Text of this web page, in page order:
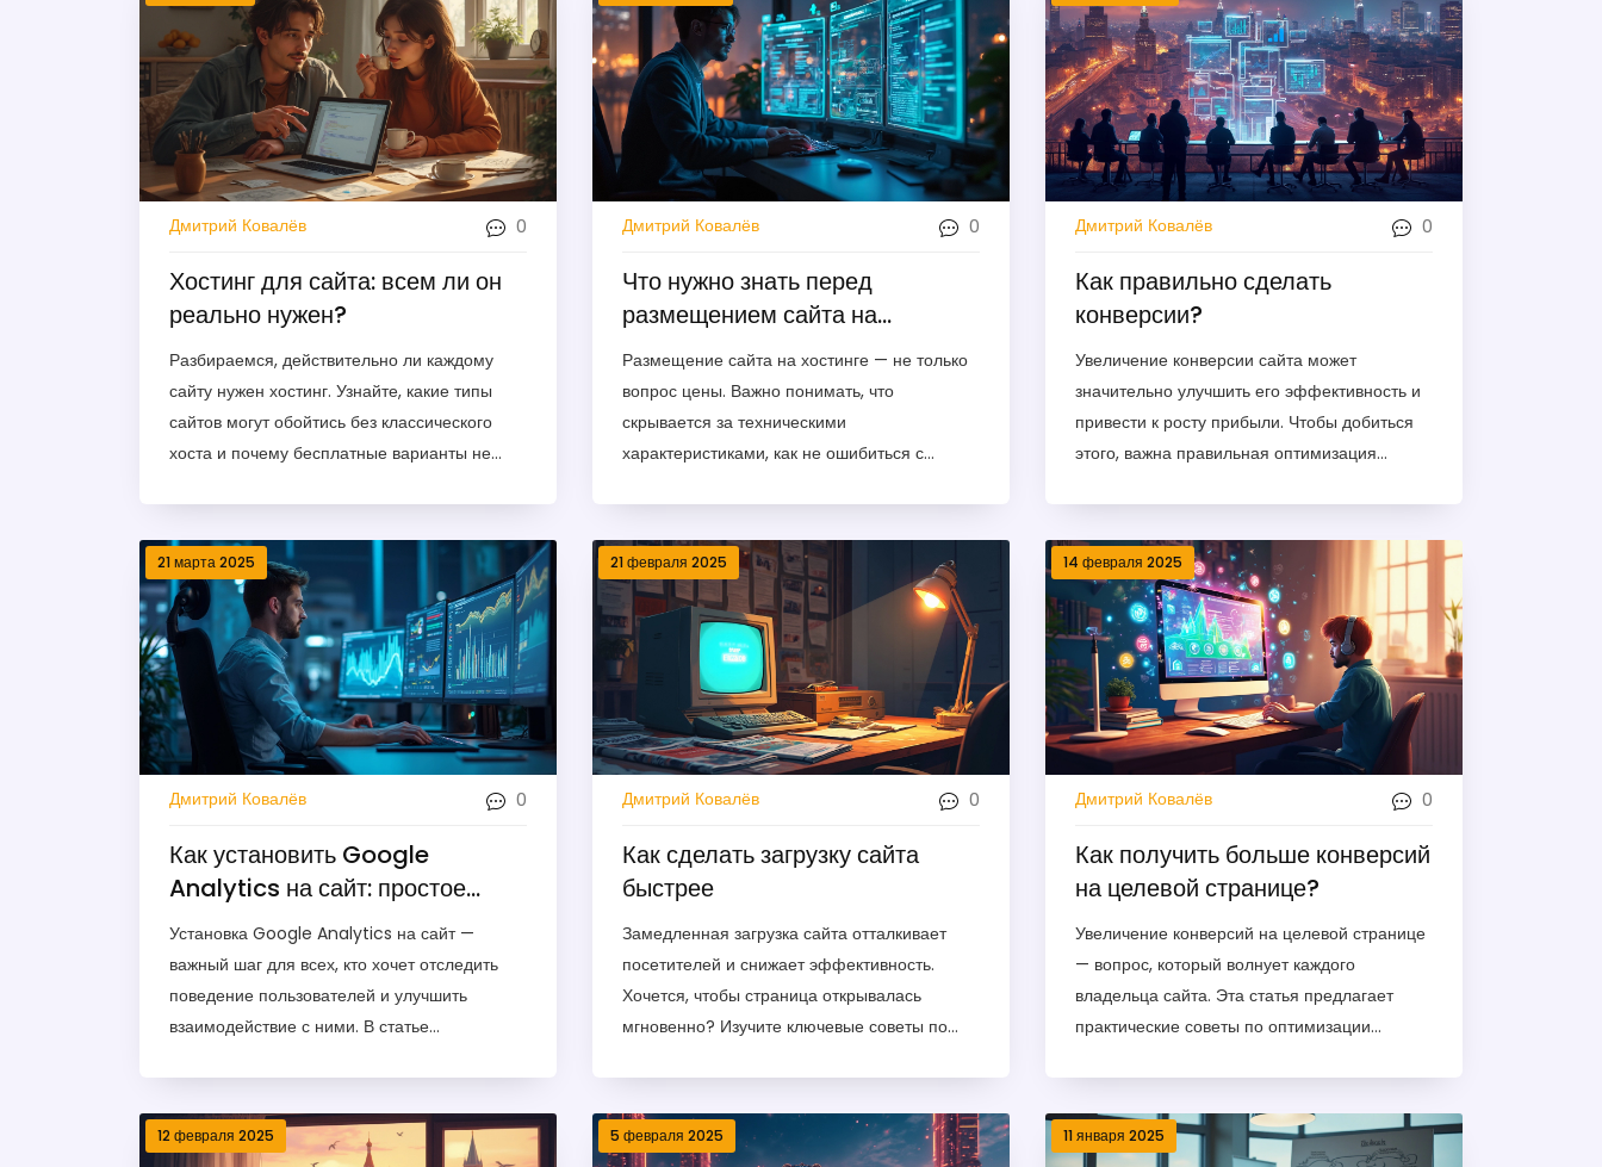
Дмитрий Ковалёв 0
Хостинг для сайта: всем ли он
реально нужен?
Разбираемся, действительно ли каждому
сайту нужен хостинг. Узнайте, какие типы
сайтов могут обойтись без классического
хоста и почему бесплатные варианты не
отличаются бесплатные и платные сервисы,
и как выбрать подходящий вариант под
конкретную задачу. Реальные советы для
новичков и опытных пользователей.
Полезные лайфхаки для экономии времени
и денег.
Дмитрий Ковалёв 0
Что нужно знать перед
размещением сайта на
хостинге: простые правила
выбора
Размещение сайта на хостинге — не только
вопрос цены. Важно понимать, что
скрывается за техническими
характеристиками, как не ошибиться с
от стабильности работы до реальных
условий тарифов. Узнаете, на что обратить
внимание при выборе и как не попасться на
типичные ловушки новичков.
Дмитрий Ковалёв 0
Как правильно сделать
конверсии?
Увеличение конверсии сайта может
значительно улучшить его эффективность и
привести к росту прибыли. Чтобы добиться
этого, важна правильная оптимизация
современных инструментов аналитики. В
статье рассматриваются практические
советы и приемы, которые помогут сделать
ваш сайт более привлекательным для
посетителей и увеличить конверсии.
21 марта 2025
Дмитрий Ковалёв 0
Как установить Google
Analytics на сайт: простое
руководство
Установка Google Analytics на сайт —
важный шаг для всех, кто хочет отследить
поведение пользователей и улучшить
взаимодействие с ними. В статье
базовой регистрации и заканчивая
добавлением кода отслеживания на сайт.
21 февраля 2025
Дмитрий Ковалёв 0
Как сделать загрузку сайта
быстрее
Замедленная загрузка сайта отталкивает
посетителей и снижает эффективность.
Хочется, чтобы страница открывалась
мгновенно? Изучите ключевые советы по
оптимизацией серверной части. Применяя
эти методы, вы увеличите
14 февраля 2025
Дмитрий Ковалёв 0
Как получить больше конверсий
на целевой странице?
Увеличение конверсий на целевой странице
— вопрос, который волнует каждого
владельца сайта. Эта статья предлагает
практические советы по оптимизации
эффективности ваших страниц. Читатель
найдет рекомендации, подкрепленные
12 февраля 2025 5 февраля 2025 11 января 2025